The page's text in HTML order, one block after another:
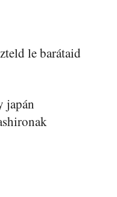
le barátaid
japán